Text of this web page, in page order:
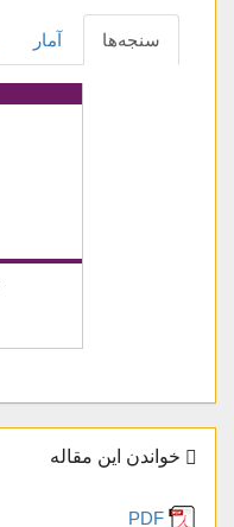
سنجه‌ها آمار
خواندن این مقاله